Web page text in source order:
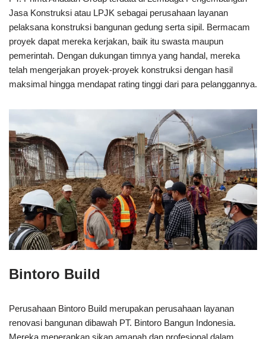
Jasa Konstruksi atau LPJK sebagai perusahaan layanan
pelaksana konstruksi bangunan gedung serta sipil. Bermacam
proyek dapat mereka kerjakan, baik itu swasta maupun
pemerintah. Dengan dukungan timnya yang handal, mereka
telah mengerjakan proyek-proyek konstruksi dengan hasil
maksimal hingga mendapat rating tinggi dari para pelanggannya.
Bintoro Build
Perusahaan Bintoro Build merupakan perusahaan layanan
renovasi bangunan dibawah PT. Bintoro Bangun Indonesia.
Mereka menerapkan sikap amanah dan profesional dalam